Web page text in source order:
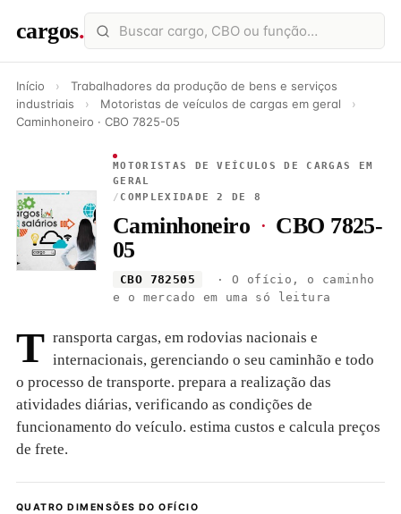
cargos.
Início ›
Trabalhadores da produção de bens e serviços
industriais
› Motoristas de veículos de cargas em geral
›
Caminhoneiro · CBO 7825-05
MOTORISTAS DE VEÍCULOS DE CARGAS EM
GERAL
/ COMPLEXIDADE 2 DE 8
Caminhoneiro · CBO 7825-
05
CBO 782505
· O ofício, o caminho
e o mercado em uma só leitura
T ransporta cargas, em rodovias nacionais e
internacionais, gerenciando o seu caminhão e todo
o processo de transporte. prepara a realização das
atividades diárias, verificando as condições de
funcionamento do veículo. estima custos e calcula preços
de frete.
QUATRO DIMENSÕES DO OFÍCIO